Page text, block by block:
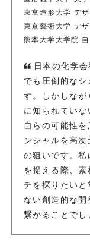
東京造形大学 デ
東京藝術大学 デ
熊本大学大学院
日本の化学
でも圧倒的な
す。しかしな
に知られてい
自らの可能性
ンシャルを高
の狙いです。
を捉える際、
チを探りたい
ない創造的な
繋がることでし